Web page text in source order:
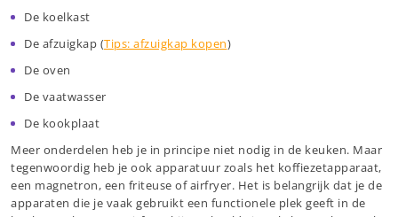
De koelkast
De afzuigkap (Tips: afzuigkap kopen)
De oven
De vaatwasser
De kookplaat
Meer onderdelen heb je in principe niet nodig in de keuken. Maar
tegenwoordig heb je ook apparatuur zoals het koffiezetapparaat,
een magnetron, een friteuse of airfryer. Het is belangrijk dat je de
apparaten die je vaak gebruikt een functionele plek geeft in de